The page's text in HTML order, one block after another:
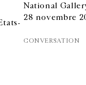
National
28 novembre
CONVERSATION